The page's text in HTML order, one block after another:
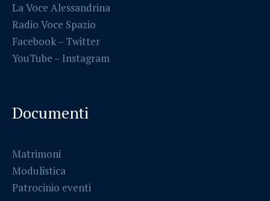
La Voce Alessandrina
Radio Voce Spazio
Facebook– Twitter
YouTube – Instagram
Documenti
Matrimoni
Modulistica
Patrocinio eventi